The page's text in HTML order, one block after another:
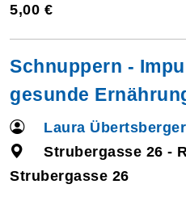
5,00 €
Schnuppern -
gesunde
Laura Übertsberger
Strubergasse 26 -
Strubergasse 26